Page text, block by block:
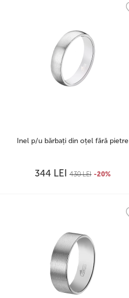
Inel p/u bărbați din oțel fără pietre
344 LEI 430LEI -20%